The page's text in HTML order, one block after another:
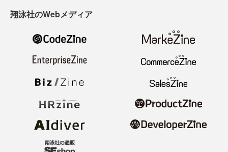
翔泳社のWebメディア